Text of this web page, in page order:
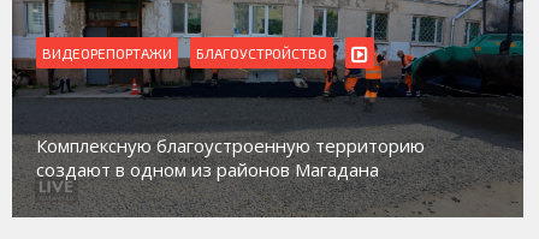
ВИДЕОРЕПОРТАЖИ
Магадан присоединился к пилотному проекту по
работе с несовершеннолетними из групп
социального риска «Переправа»